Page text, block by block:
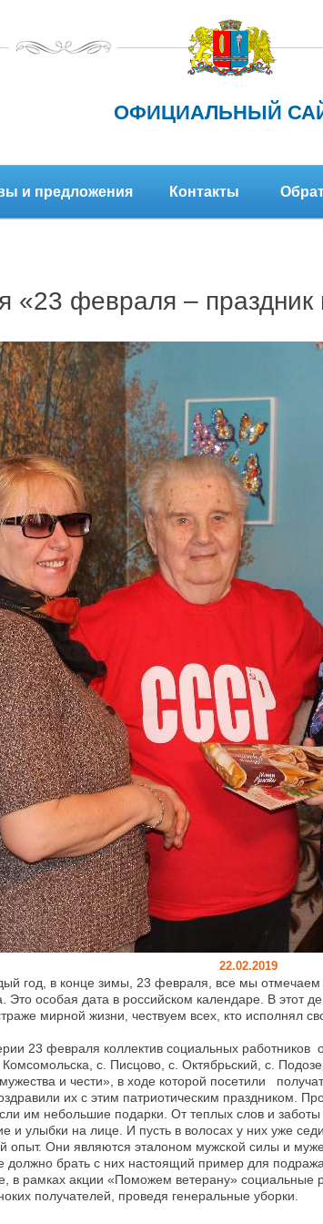
ОФИЦИАЛЬНЫЙ
и предложения Контакты
«23 февраля – праздник
22.02.2019
в конце зимы, 23 февраля, все мы отмечаем
Это особая дата в российском календаре. В этот
мирной жизни, чествуем всех, кто исполнял
23 февраля коллектив социальных работников
Комсомольска, с. Писцово, с. Октябрьский, с.
и чести», в ходе которой посетили
их с этим патриотическим праздником.
им небольшие подарки. От теплых слов и
и улыбки на лице. И пусть в волосах у них уже
опыт. Они являются эталоном мужской силы и
должно брать с них настоящий пример для
рамках акции «Поможем ветерану» социальные
получателей, проведя генеральные уборки.